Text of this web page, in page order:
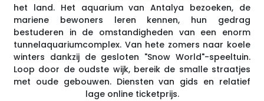
het land. Het aquarium van Antalya bezoeken, de
mariene bewoners leren kennen, hun gedrag
bestuderen in de omstandigheden van een enorm
tunnelaquariumcomplex. Van hete zomers naar koele
winters dankzij de gesloten "Snow World"-speeltuin.
Loop door de oudste wijk, bereik de smalle straatjes
met oude gebouwen. Diensten van gids en relatief
lage online ticketprijs.